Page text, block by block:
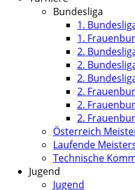
Bundesliga
1.
1.
2.
2.
2.
2.
2.
2.
Österreich
Laufende
Technische
Jugend
Jugend